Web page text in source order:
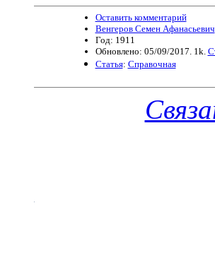
Оставить комментарий
Венгеров Семен Афанасьевич
Год: 1911
Обновлено: 05/09/2017. 1k.
Статья: Справочная